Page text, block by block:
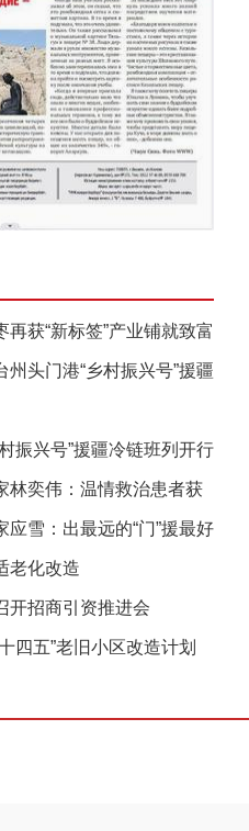
获“新标签”产业铺就致富
头门港“乡村振兴号”援疆
振兴号”援疆冷链班列开行
林奕伟：温情救治患者获
雪：出最远的“门”援最好
老化改造
开招商引资推进会
四五”老旧小区改造计划